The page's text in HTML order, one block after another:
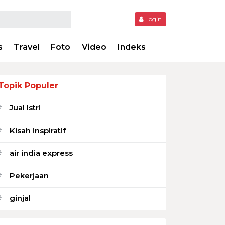
Login
Travel Foto Video Indeks
Populer
Jual Istri
Kisah inspiratif
air india express
Pekerjaan
ginjal